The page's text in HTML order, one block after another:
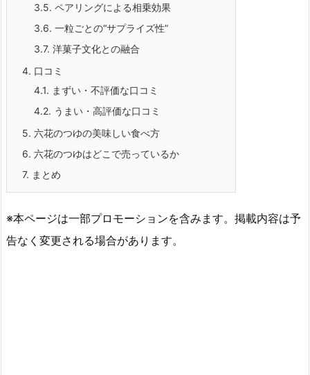
3.5. ペアリングによる相乗効果
3.6. 一粒ごとの“サプライズ性”
3.7. 洋菓子文化との融合
4. 口コミ
4.1. まずい・不評価な口コミ
4.2. うまい・高評価な口コミ
5. 六花のつゆの美味しい食べ方
6. 六花のつゆはどこで売っているか
7. まとめ
※本ページは一部プロモーションを含みます。掲載内容は予
告なく変更される場合があります。